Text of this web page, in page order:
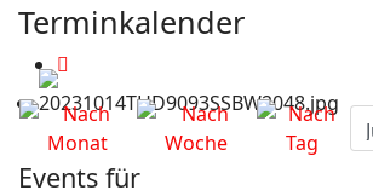
Terminkalender
Events für